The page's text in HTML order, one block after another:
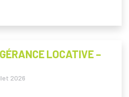
LOCATIVE –
2026